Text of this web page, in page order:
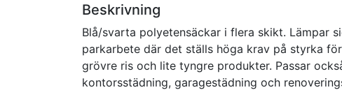
Beskrivning
Blå/svarta polyetensäckar i flera skikt. Lämpar
parkarbete där det ställs höga krav på styrka
grövre ris och lite tyngre produkter. Passar
kontorsstädning, garagestädning och